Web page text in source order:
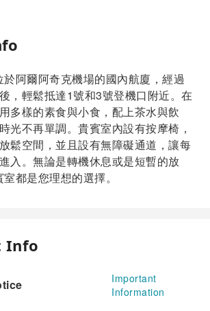
阿爾阿奇克機場的國內航廈，經過
，輕鬆抵達1號和3號登機口附近。在
多樣的素食與小食，配上茶水與飲
光不再單調。貴賓室內設有按摩椅，
鬆空間，並且設有無障礙通道，讓每
入。無論是轉機休息或是短暫的放
都是您理想的選擇。
Info
Important
Information